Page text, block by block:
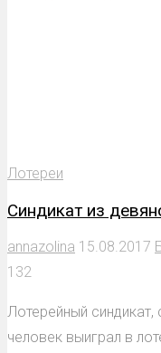
Лотереи
Синдикат из
annazolina 15.08.2017
132
Лотерейный синдикат,
человек выиграл в